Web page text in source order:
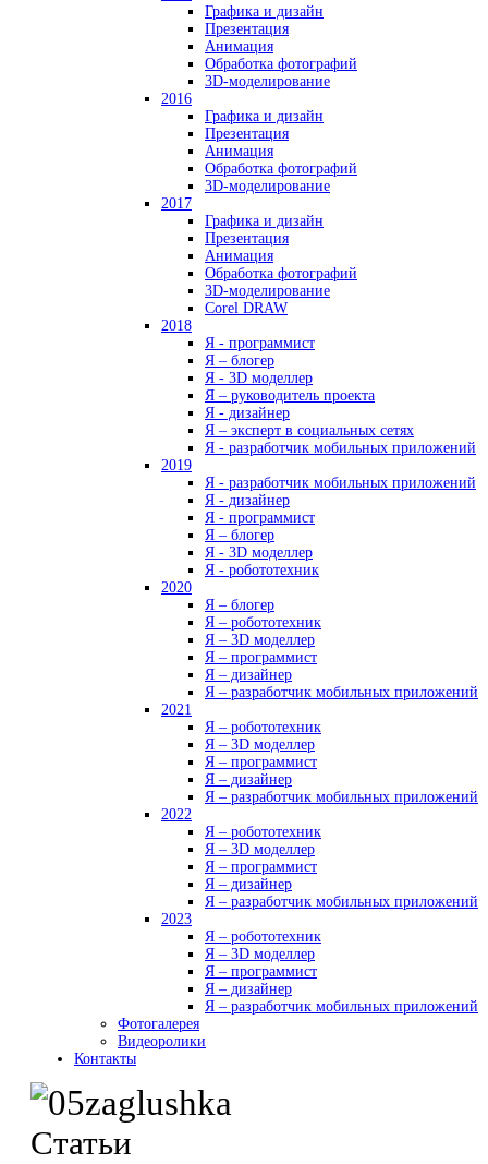
Графика и дизайн
Презентация
Анимация
Обработка фотографий
3D-моделирование
2016
Графика и дизайн
Презентация
Анимация
Обработка фотографий
3D-моделирование
2017
Графика и дизайн
Презентация
Анимация
Обработка фотографий
3D-моделирование
Corel DRAW
2018
Я - программист
Я – блогер
Я - 3D моделлер
Я – руководитель проекта
Я - дизайнер
Я – эксперт в социальных сетях
Я - разработчик мобильных приложений
2019
Я - разработчик мобильных приложений
Я - дизайнер
Я - программист
Я – блогер
Я - 3D моделлер
Я - робототехник
2020
Я – блогер
Я – робототехник
Я – 3D моделлер
Я – программист
Я – дизайнер
Я – разработчик мобильных приложений
2021
Я – робототехник
Я – 3D моделлер
Я – программист
Я – дизайнер
Я – разработчик мобильных приложений
2022
Я – робототехник
Я – 3D моделлер
Я – программист
Я – дизайнер
Я – разработчик мобильных приложений
2023
Я – робототехник
Я – 3D моделлер
Я – программист
Я – дизайнер
Я – разработчик мобильных приложений
Фотогалерея
Видеоролики
Контакты
Статьи